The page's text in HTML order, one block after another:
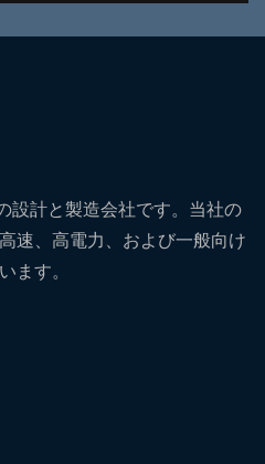
設計と製造会社です。当社の
速、高電力、および一般向け
ます。